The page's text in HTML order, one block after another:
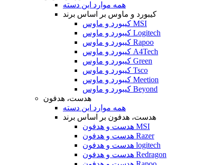
همه موارد این دسته
کیبورد و ماوس بر اساس برند
کیبورد و ماوس MSI
کیبورد و ماوس Logitech
کیبورد و ماوس Rapoo
کیبورد و ماوس A4Tech
کیبورد و ماوس Green
کیبورد و ماوس Tsco
کیبورد و ماوس Meetion
کیبورد و ماوس Beyond
هدست، هدفون
همه موارد این دسته
هدست، هدفون بر اساس برند
هدست و هدفون MSI
هدست و هدفون Razer
هدست و هدفون logitech
هدست و هدفون Redragon